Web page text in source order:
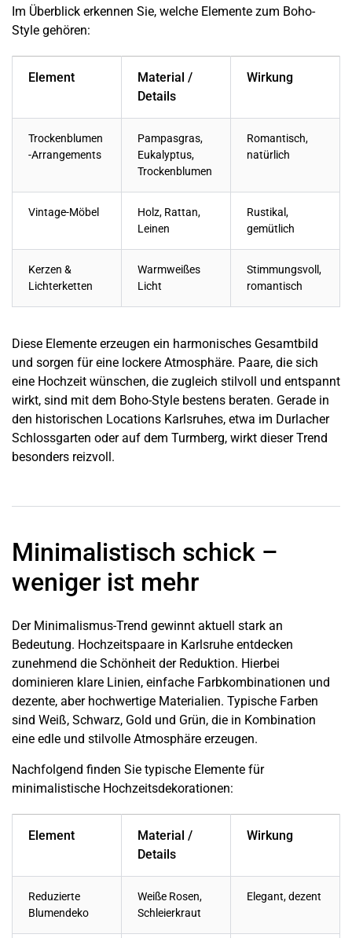
Im Überblick erkennen Sie, welche Elemente zum Boho-
Style gehören:
Element
Material /
Details
Wirkung
Trockenblumen
-Arrangements
Pampasgras,
Eukalyptus,
Trockenblumen
Romantisch,
natürlich
Vintage-Möbel
Holz, Rattan,
Leinen
Rustikal,
gemütlich
Kerzen &
Lichterketten
Warmweißes
Licht
Stimmungsvoll,
romantisch
Diese Elemente erzeugen ein harmonisches Gesamtbild
und sorgen für eine lockere Atmosphäre. Paare, die sich
eine Hochzeit wünschen, die zugleich stilvoll und entspannt
wirkt, sind mit dem Boho-Style bestens beraten. Gerade in
den historischen Locations Karlsruhes, etwa im Durlacher
Schlossgarten oder auf dem Turmberg, wirkt dieser Trend
besonders reizvoll.
Minimalistisch schick –
weniger ist mehr
Der Minimalismus-Trend gewinnt aktuell stark an
Bedeutung. Hochzeitspaare in Karlsruhe entdecken
zunehmend die Schönheit der Reduktion. Hierbei
dominieren klare Linien, einfache Farbkombinationen und
dezente, aber hochwertige Materialien. Typische Farben
sind Weiß, Schwarz, Gold und Grün, die in Kombination
eine edle und stilvolle Atmosphäre erzeugen.
Nachfolgend finden Sie typische Elemente für
minimalistische Hochzeitsdekorationen:
Element
Material /
Details
Wirkung
Reduzierte
Blumendeko
Weiße Rosen,
Schleierkraut
Elegant, dezent